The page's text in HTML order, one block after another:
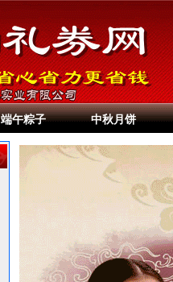
端午粽子 中秋月饼